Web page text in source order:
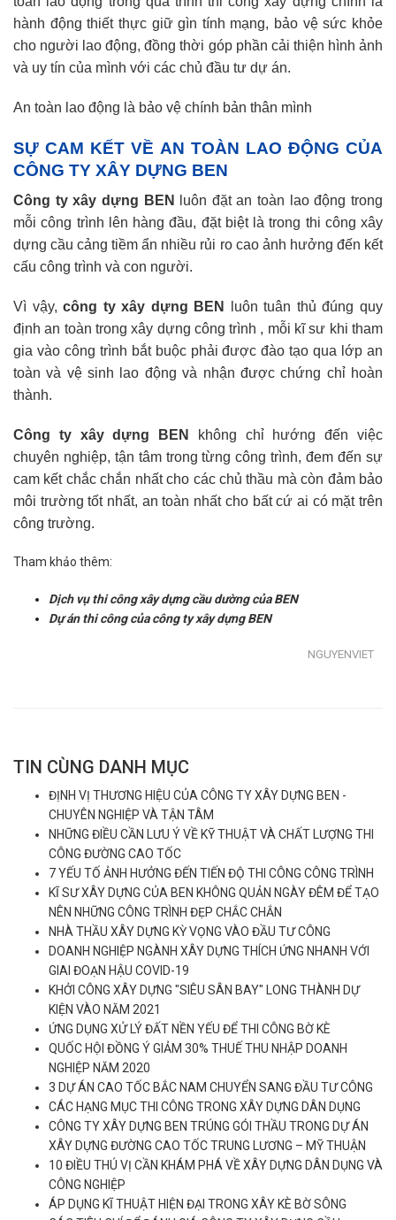
hành động thiết thực giữ gìn tính mạng, bảo vệ sức khỏe
cho người lao động, đồng thời góp phần cải thiện hình ảnh
và uy tín của mình với các chủ đầu tư dự án.
An toàn lao động là bảo vệ chính bản thân mình
SỰ CAM KẾT VỀ AN TOÀN LAO ĐỘNG CỦA
CÔNG TY XÂY DỰNG BEN
Công ty xây dựng BEN
luôn đặt an toàn lao động trong
mỗi công trình lên hàng đầu, đặt biệt là trong thi công xây
dựng cầu cảng tiềm ẩn nhiều rủi ro cao ảnh hưởng đến kết
cấu công trình và con người.
Vì vậy,công ty xây dựng BEN
luôn tuân thủ đúng quy
định an toàn trong xây dựng công trình , mỗi kĩ sư khi tham
gia vào công trình bắt buộc phải được đào tạo qua lớp an
toàn và vệ sinh lao động và nhận được chứng chỉ hoàn
thành.
Công ty xây dựng BEN
không chỉ hướng đến việc
chuyên nghiệp, tận tâm trong từng công trình, đem đến sự
cam kết chắc chắn nhất cho các chủ thầu mà còn đảm bảo
môi trường tốt nhất, an toàn nhất cho bất cứ ai có mặt trên
công trường.
Tham khảo thêm:
Dịch vụ thi công xây dựng cầu dường của BEN
Dự án thi công của công ty xây dựng BEN
NGUYENVIET
TIN CÙNG DANH MỤC
ĐỊNH VỊ THƯƠNG HIỆU CỦA CÔNG TY XÂY DỰNG BEN -
CHUYÊN NGHIỆP VÀ TẬN TÂM
NHỮNG ĐIỀU CẦN LƯU Ý VỀ KỸ THUẬT VÀ CHẤT LƯỢNG THI
CÔNG ĐƯỜNG CAO TỐC
7 YẾU TỐ ẢNH HƯỞNG ĐẾN TIẾN ĐỘ THI CÔNG CÔNG TRÌNH
KĨ SƯ XÂY DỰNG CỦA BEN KHÔNG QUẢN NGÀY ĐÊM ĐỂ TẠO
NÊN NHỮNG CÔNG TRÌNH ĐẸP CHẮC CHẮN
NHÀ THẦU XÂY DỰNG KỲ VỌNG VÀO ĐẦU TƯ CÔNG
DOANH NGHIỆP NGÀNH XÂY DỰNG THÍCH ỨNG NHANH VỚI
GIAI ĐOẠN HẬU COVID-19
KHỞI CÔNG XÂY DỰNG "SIÊU SÂN BAY" LONG THÀNH DỰ
KIỆN VÀO NĂM 2021
ỨNG DỤNG XỬ LÝ ĐẤT NỀN YẾU ĐỂ THI CÔNG BỜ KÈ
QUỐC HỘI ĐỒNG Ý GIẢM 30% THUẾ THU NHẬP DOANH
NGHIỆP NĂM 2020
3 DỰ ÁN CAO TỐC BẮC NAM CHUYỂN SANG ĐẦU TƯ CÔNG
CÁC HẠNG MỤC THI CÔNG TRONG XÂY DỰNG DÂN DỤNG
CÔNG TY XÂY DỰNG BEN TRÚNG GÓI THẦU TRONG DỰ ÁN
XÂY DỰNG ĐƯỜNG CAO TỐC TRUNG LƯƠNG – MỸ THUẬN
10 ĐIỀU THÚ VỊ CẦN KHÁM PHÁ VỀ XÂY DỰNG DÂN DỤNG VÀ
CÔNG NGHIỆP
ÁP DỤNG KĨ THUẬT HIỆN ĐẠI TRONG XÂY KÈ BỜ SÔNG